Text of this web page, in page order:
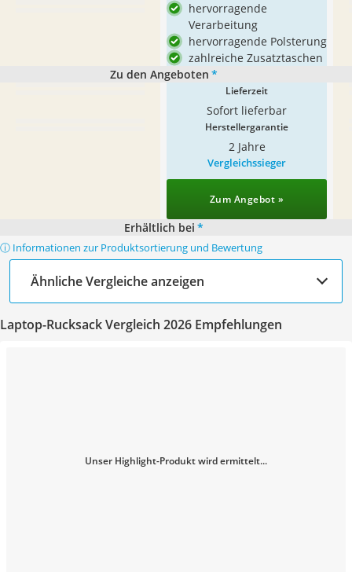
hervorragende
Verarbeitung
hervorragende Polsterung
zahlreiche Zusatztaschen
Zu den Angeboten *
Lieferzeit
Sofort lieferbar
Herstellergarantie
2 Jahre
Vergleichssieger
Zum Angebot »
Erhältlich bei *
ⓘ Informationen zur Produktsortierung und Bewertung
Ähnliche Vergleiche anzeigen
Laptop-Rucksack Vergleich 2026 Empfehlungen
Unser Highlight-Produkt wird ermittelt...